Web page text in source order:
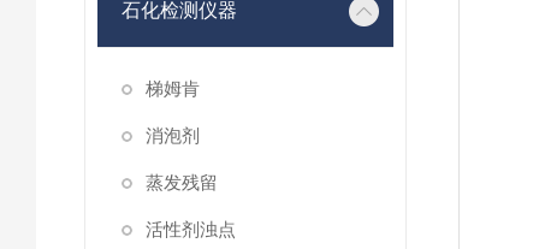
石化检测仪器
梯姆肯
消泡剂
蒸发残留
活性剂浊点